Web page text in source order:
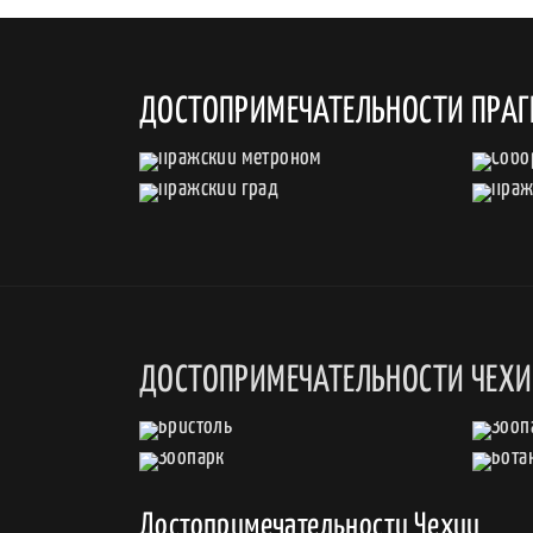
ДОСТОПРИМЕЧАТЕЛЬНОСТИ
ДОСТОПРИМЕЧАТЕЛЬНОСТИ